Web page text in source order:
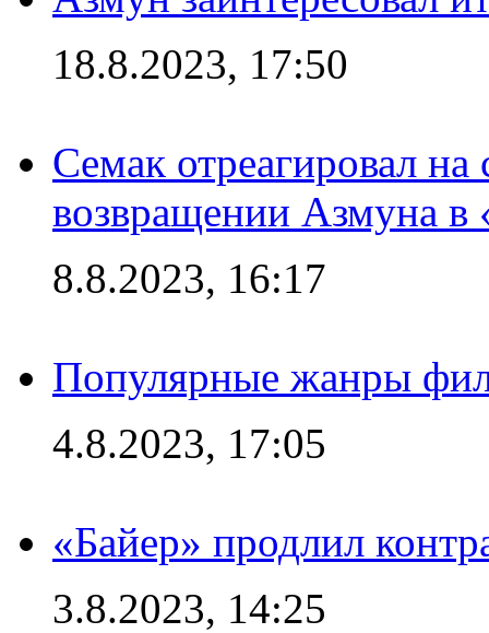
18.8.2023, 17:50
Семак отреагировал
возвращении Азмуна в
8.8.2023, 16:17
Популярные жанры
4.8.2023, 17:05
«Байер» продлил
3.8.2023, 14:25